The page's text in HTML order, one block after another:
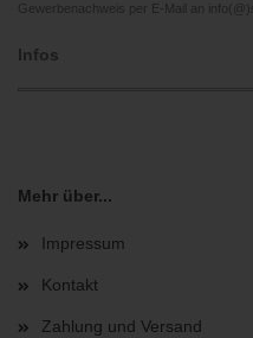
Gewerbenachweis per E-Mail an
Infos
Mehr über...
Impressum
Kontakt
Zahlung und Versand